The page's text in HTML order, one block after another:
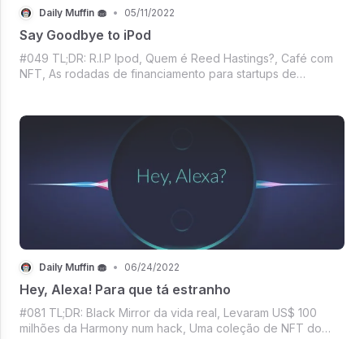
Daily Muffin 🧁 • 05/11/2022
Say Goodbye to iPod
#049 TL;DR: R.I.P Ipod, Quem é Reed Hastings?, Café com
NFT, As rodadas de financiamento para startups de
Daily Muffin 🧁 • 06/24/2022
Hey, Alexa! Para que tá estranho
#081 TL;DR: Black Mirror da vida real, Levaram US$ 100
milhões da Harmony num hack, Uma coleção de NFT do